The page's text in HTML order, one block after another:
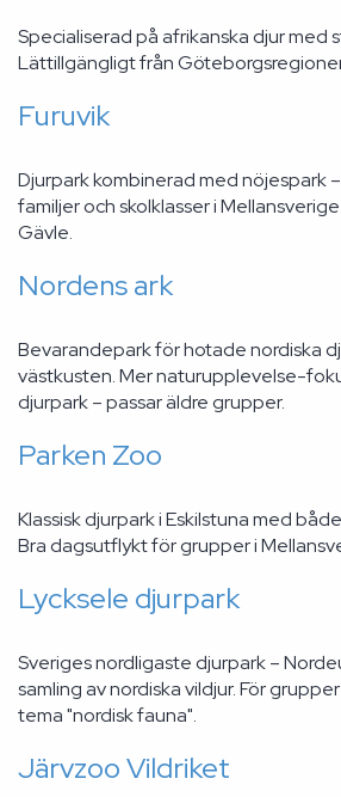
Specialiserad på afrikanska djur med
Lättillgängligt från
Furuvik
Djurpark kombinerad med nöjespark
familjer och skolklasser i
Gävle.
Nordens ark
Bevarandepark för hotade nordiska
västkusten. Mer naturupplevelse-
djurpark – passar äldre grupper.
Parken Zoo
Klassisk djurpark i Eskilstuna med
Bra dagsutflykt för grupper i
Lycksele djurpark
Sveriges nordligaste djurpark –
samling av nordiska vildjur. För
tema "nordisk fauna".
Järvzoo Vildriket